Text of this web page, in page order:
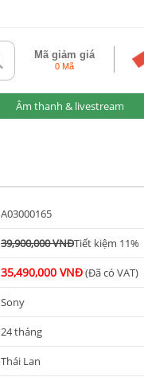
Mã giảm giá
0 Mã
Âm thanh & livestream
A03000165
39,900,000 VNĐTiết kiệm 11%
35,490,000 VNĐ(Đã có VAT)
Sony
24 tháng
Thái Lan